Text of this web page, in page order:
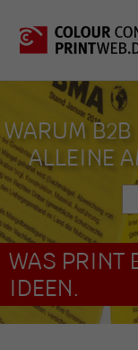
WARUM B2B
ALLEINE
WAS PRINT
IDEEN.